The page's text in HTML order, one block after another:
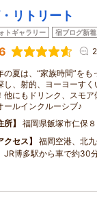
リトリート
トギャラリー 宿ブログ新着
の夏は、“家族時間”を
し、射的、ヨーヨーす
他にもドリンク、スモ
ールインクルーシブ♪
所
福岡県飯塚市仁保８
クセス
福岡空港、北
JR博多駅から車で約30